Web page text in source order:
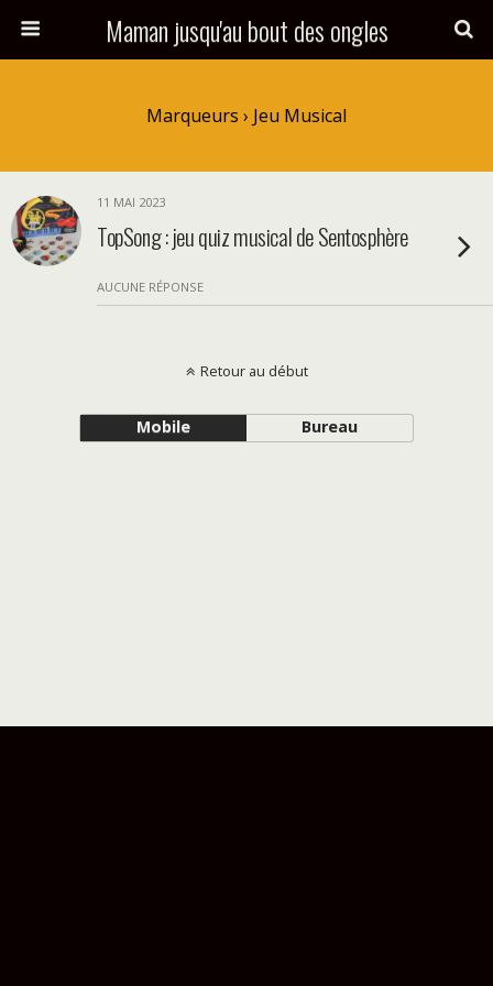
Maman jusqu'au bout des ongles
Marqueurs › Jeu Musical
11 MAI 2023
TopSong : jeu quiz musical de Sentosphère
AUCUNE RÉPONSE
Retour au début
Mobile Bureau